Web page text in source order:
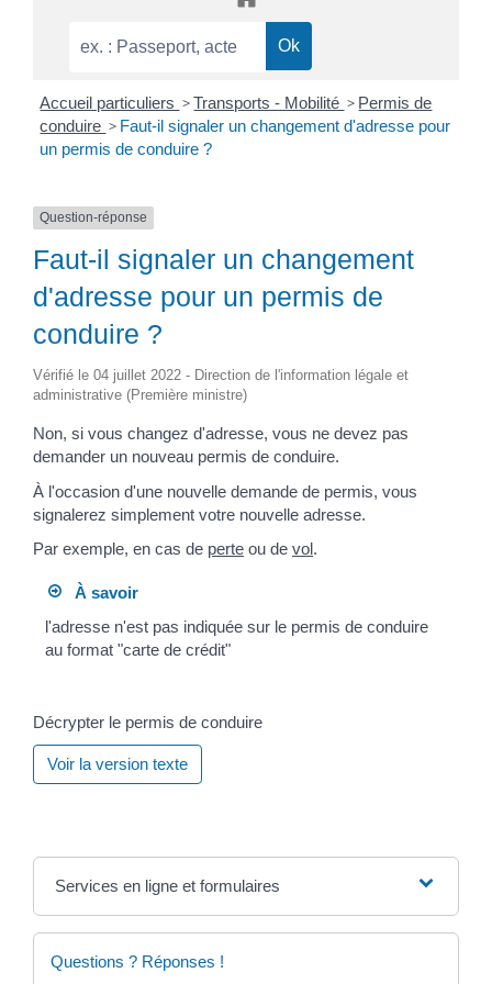
Accueil particuliers > Transports - Mobilité > Permis de
conduire > Faut-il signaler un changement d'adresse pour
un permis de conduire ?
Question-réponse
Faut-il signaler un changement
d'adresse pour un permis de
conduire ?
Vérifié le 04 juillet 2022 - Direction de l'information légale et
administrative (Première ministre)
Non, si vous changez d'adresse, vous ne devez pas
demander un nouveau permis de conduire.
À l'occasion d'une nouvelle demande de permis, vous
signalerez simplement votre nouvelle adresse.
Par exemple, en cas de perteou de vol.
À savoir
l'adresse n'est pas indiquée sur le permis de conduire
au format "carte de crédit"
Décrypter le permis de conduire
Voir la version texte
Services en ligne et formulaires
Questions ? Réponses !